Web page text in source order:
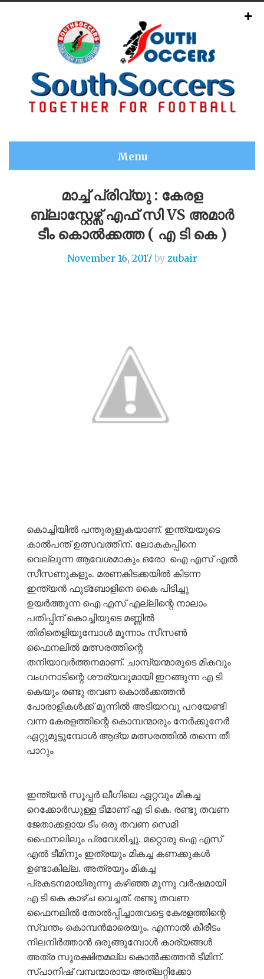
Menu
മാച്ച് പ്രിവ്യു : കേരള
ബ്ലാസ്റ്റേഴ്സ് എഫ് സി VS അമാർ
ടീം കൊൽക്കത്ത ( എ ടി കെ )
November 16, 2017by zubair
കൊച്ചിയിൽ പന്തുരുളുകയാണ്. ഇന്ത്യയുടെ
കാൽപന്ത് ഉത്സവത്തിന്. ലോകകപ്പിനെ
വെല്ലുന്ന ആവേശമാകും ഒരോ ഐ എസ് എൽ
സീസണുകളും. മരണകിടക്കയിൽ കിടന്ന
ഇന്ത്യൻ ഫുട്ബോളിനെ കൈ പിടിച്ചു
ഉയർത്തുന്ന ഐ എസ് എല്ലിന്റെ നാലാം
പതിപ്പിന് കൊച്ചിയുടെ മണ്ണിൽ
തിരിതെളിയുമ്പോൾ മൂന്നാം സീസൺ
ഫൈനലിൽ മത്സരത്തിന്റെ
തനിയാവർത്തനമാണ്. ചാമ്പ്യന്മാരുടെ മികവും
വംഗനാടിന്റെ ശൗര്യവുമായി ഇറങ്ങുന്ന എ ടി
കെയും രണ്ടു തവണ കൊൽക്കത്തൻ
പോരാളികൾക്ക് മുന്നിൽ അടിയറവു പറയേണ്ടി
വന്ന കേരളത്തിന്റെ കൊമ്പന്മാരും നേർക്കുനേർ
ഏറ്റുമുട്ടുമ്പോൾ ആദ്യ മത്സരത്തിൽ തന്നെ തീ
പാറും
ഇന്ത്യൻ സൂപ്പർ ലീഗിലെ ഏറ്റവും മികച്ച
റെക്കോർഡുള്ള ടീമാണ് എ ടി കെ. രണ്ടു തവണ
ജേതാക്കളായ ടീം ഒരു തവണ സെമി
ഫൈനലിലും പ്രവേശിച്ചു. മറ്റൊരു ഐ എസ്
എൽ ടീമിനും ഇത്രയും മികച്ച കണക്കുകൾ
ഉണ്ടാകില്ല. അത്രയും മികച്ച
പ്രകടനമായിരുന്നു കഴിഞ്ഞ മൂന്നു വർഷമായി
എ ടി കെ കാഴ്ച വെച്ചത്. രണ്ടു തവണ
ഫൈനലിൽ തോൽപ്പിച്ചാതവട്ടെ കേരളത്തിന്റെ
സ്വന്തം കൊമ്പൻമാരെയും. എന്നാൽ കീരീടം
നിലനിർത്താൻ ഒരുങ്ങുമ്പോൾ കാര്യങ്ങൾ
അത്ര സുരക്ഷിതമല്ല കൊൽക്കത്തൻ ടീമിന്.
സ്പാനിഷ് വമ്പന്മാരായ അത്‌ലറ്റിക്കോ